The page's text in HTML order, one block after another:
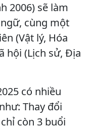
2006) sẽ làm
cùng một
(Vật lý, Hóa
hội (Lịch sử, Địa
có nhiều
Thay đổi
còn 3 buổi